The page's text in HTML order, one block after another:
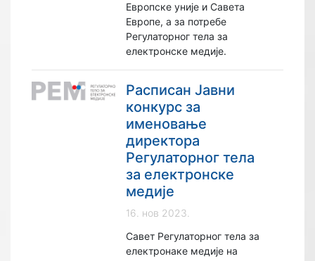
Европске уније и Савета
Европе, а за потребе
Регулаторног тела за
електронске медије.
Расписан Јавни
конкурс за
именовање
директора
Регулаторног тела
за електронске
медије
16. нов 2023.
Савет Регулаторног тела за
електронаке медије на